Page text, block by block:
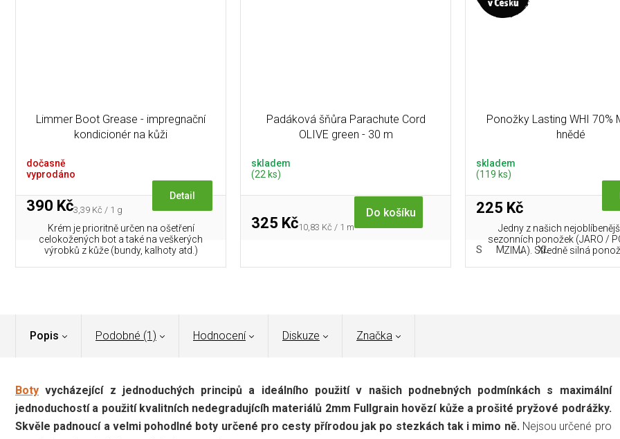
Limmer Boot Grease - impregnační
kondicionér na kůži
dočasně
vyprodáno
390 KčMěrná
3,39 Kč / 1 g
Detail
Krém je prioritně určen na ošetření
celokožených bot a také na veškerých
výrobků z kůže (bundy, kalhoty atd.)
Padáková šňůra Parachute Cord
OLIVE green - 30 m
skladem
(22 ks)
325 KčMěrná
10,83 Kč / 1 m
Do košíku
Ponožky Lasting WHI 70%
hnědé
skladem
(119 ks)
225 Kč
Jedny z našich
sezonních ponožek (JARO /
ZIMA). Středně silná
S M L XL
Popis Podobné (1) Hodnocení Diskuze Značka
Boty vycházející z jednoduchých principů a ideálního použití v našich podnebných podmínkách s maximální
jednoduchostí a použití kvalitních nedegradujícíh materiálů 2mm Fullgrain hovězí kůže a prošité pryžové podrážky.
Skvěle padnoucí a velmi pohodlné boty určené pro cesty přírodou jak po stezkách tak i mimo ně.Nejsou určené pro